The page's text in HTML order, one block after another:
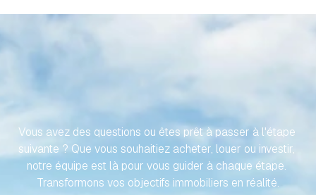
EFFORT
Vous avez des questions ou êtes prêt à passer à l'étape
suivante ? Que vous souhaitiez acheter, louer ou investir,
notre équipe est là pour vous guider à chaque étape.
Transformons vos objectifs immobiliers en réalité.